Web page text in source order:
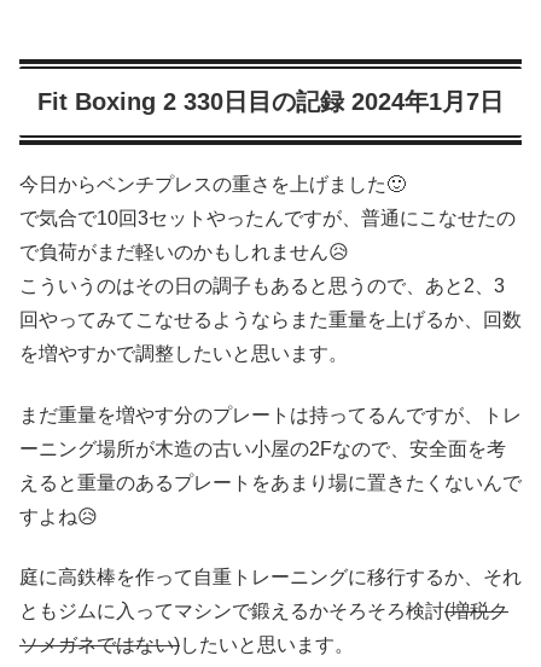
Fit Boxing 2 330日目の記録 2024年1月7日
今日からベンチプレスの重さを上げました🙂
で気合で10回3セットやったんですが、普通にこなせたの
で負荷がまだ軽いのかもしれません😥
こういうのはその日の調子もあると思うので、あと2、3
回やってみてこなせるようならまた重量を上げるか、回数
を増やすかで調整したいと思います。
まだ重量を増やす分のプレートは持ってるんですが、トレ
ーニング場所が木造の古い小屋の2Fなので、安全面を考
えると重量のあるプレートをあまり場に置きたくないんで
すよね😥
庭に高鉄棒を作って自重トレーニングに移行するか、それ
ともジムに入ってマシンで鍛えるかそろそろ検討(増税ク
ソメガネではない)したいと思います。